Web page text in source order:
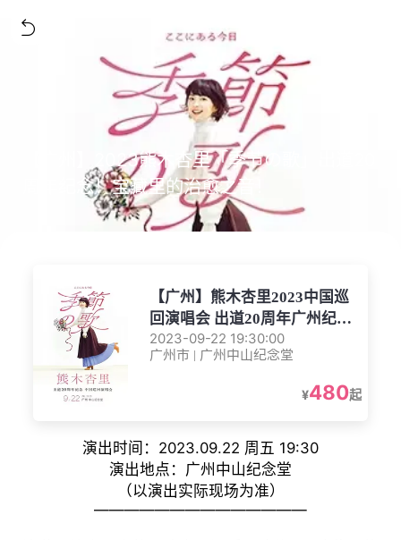
【广州】2023熊木杏里「季节の歌」出道20
周年纪念！宝藏里的治愈之音！
【广州】熊木杏里2023中国巡
回演唱会 出道20周年广州纪念
专场
2023-09-22 19:30:00
广州市 | 广州中山纪念堂
¥480起
演出时间：2023.09.22 周五 19:30
演出地点：广州中山纪念堂
（以演出实际现场为准）
——————————————